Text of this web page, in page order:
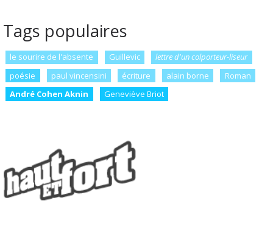
Tags populaires
le sourire de l'absente Guillevic
lettre d'un colporteur-liseur
poésie
paul vincensini écriture alain borne
Roman
André Cohen Aknin
Geneviève Briot